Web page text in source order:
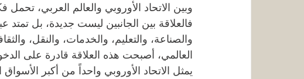
وبين الاتحاد الأوروبي والعالم العربي،
فالعلاقة بين الجانبين ليست جديدة، بل تمتد
والصناعة، والتعليم، والخدمات، والنقل،
العالمي، أصبحت هذه العلاقة قادرة على
يمثل الاتحاد الأوروبي واحداً من أكبر